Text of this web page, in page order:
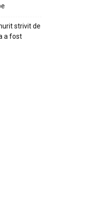
strivit de
a fost